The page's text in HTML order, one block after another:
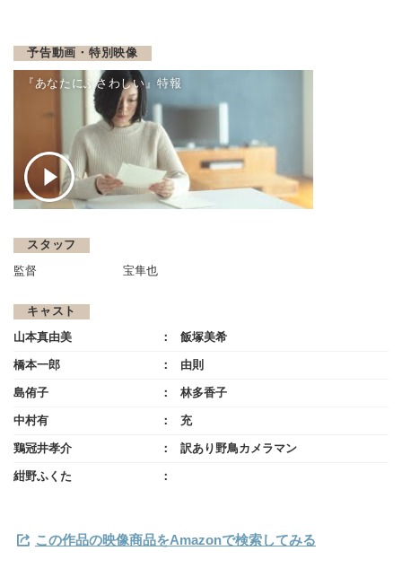
予告動画・特別映像
『あなたにふさわしい』特報
スタッフ
監督 宝隼也
キャスト
山本真由美 飯塚美希
橋本一郎 由則
島侑子 林多香子
中村有 充
鶏冠井孝介 訳あり野鳥カメラマン
紺野ふくた
この作品の映像商品をAmazonで検索してみる